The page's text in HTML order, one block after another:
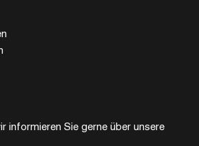
informieren Sie gerne über unsere